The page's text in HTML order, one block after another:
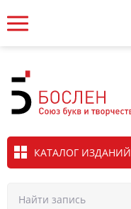
КАТАЛОГ ИЗДАНИЙ